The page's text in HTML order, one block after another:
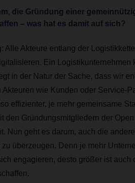
die Gründung einer
– was hat es damit auf sich?
Alle Akteure entlang der
Ein
in der Natur der Sache, dass wir
wie Kunden oder Service-
effizienter, je mehr gemeinsame
den Gründungsmitgliedern der
Nun geht es darum, auch die
überzeugen. Denn je mehr
engagieren, desto größer ist